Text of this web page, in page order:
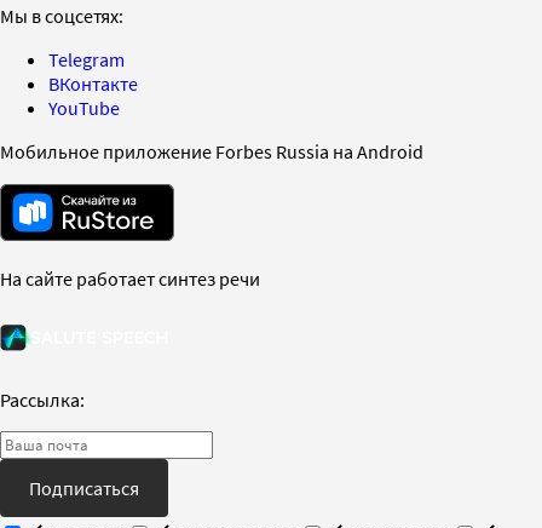
Мы в соцсетях:
Telegram
ВКонтакте
YouTube
Мобильное приложение Forbes Russia на Android
На сайте работает синтез речи
Рассылка:
Подписаться